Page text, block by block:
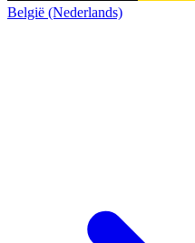
België (Nederlands)